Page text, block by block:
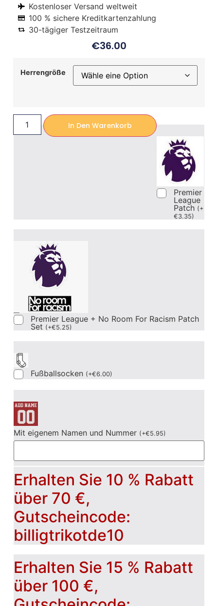
Kostenloser Versand weltweit
100 % sichere Kreditkartenzahlung
30-tägiger Testzeitraum
€36.00
Herrengröße
In Den Warenkorb
Premier
League
Patch (+
€3.35)
Premier League + No Room For Racism Patch
Set (+€5.25)
Fußballsocken (+€6.00)
Mit eigenem Namen und Nummer (+€5.95)
Erhalten Sie 10 % Rabatt
über 70 €,
Gutscheincode:
billigtrikotde10
Erhalten Sie 15 % Rabatt
über 100 €,